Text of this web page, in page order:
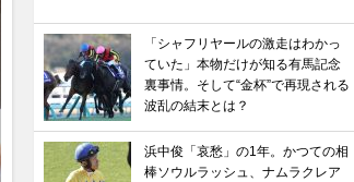
「シャフリヤールの激走はわかっ
ていた」本物だけが知る有馬記念
裏事情。そして“金杯”で再現される
波乱の結末とは？
浜中俊「哀愁」の1年。かつての相
棒ソウルラッシュ、ナムラクレア